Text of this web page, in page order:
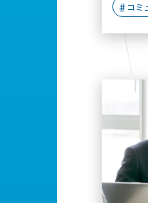
コミ